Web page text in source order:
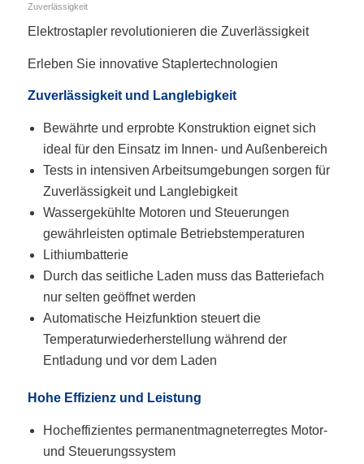
Zuverlässigkeit
Elektrostapler revolutionieren die Zuverlässigkeit
Erleben Sie innovative Staplertechnologien
Zuverlässigkeit und Langlebigkeit
Bewährte und erprobte Konstruktion eignet sich
ideal für den Einsatz im Innen- und Außenbereich
Tests in intensiven Arbeitsumgebungen sorgen für
Zuverlässigkeit und Langlebigkeit
Wassergekühlte Motoren und Steuerungen
gewährleisten optimale Betriebstemperaturen
Lithiumbatterie
Durch das seitliche Laden muss das Batteriefach
nur selten geöffnet werden
Automatische Heizfunktion steuert die
Temperaturwiederherstellung während der
Entladung und vor dem Laden
Hohe Effizienz und Leistung
Hocheffizientes permanentmagneterregtes Motor-
und Steuerungssystem